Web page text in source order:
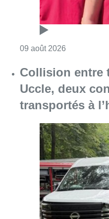
09 août 2026
Collision entre
Uccle, deux
transportés à